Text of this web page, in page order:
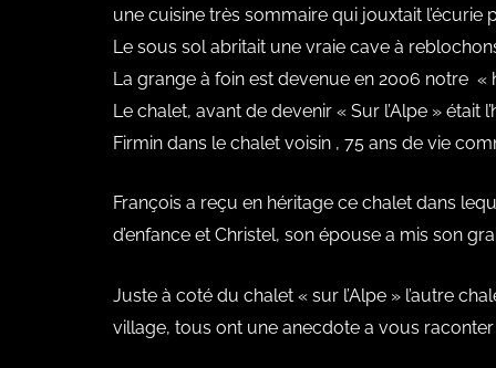
une cuisine très sommaire qui jouxtait
Le sous sol abritait une vraie cave à
La grange à foin est devenue en 2006 notre «
Le chalet, avant de devenir « Sur l’Alpe » était
Firmin dans le chalet voisin , 75 ans de vie
François a reçu en héritage ce chalet dans
d’enfance et Christel, son épouse a mis son
Juste à coté du chalet « sur l’Alpe » l’autre
village, tous ont une anecdote a vous